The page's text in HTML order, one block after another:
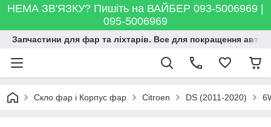
НЕМА ЗВ'ЯЗКУ? Пишіть на ВАЙБЕР 093-5006969 |
095-5006969
Запчастини для фар та ліхтарів. Все для покращення
Скло фар і Корпус фар Citroen DS (2011-2020)